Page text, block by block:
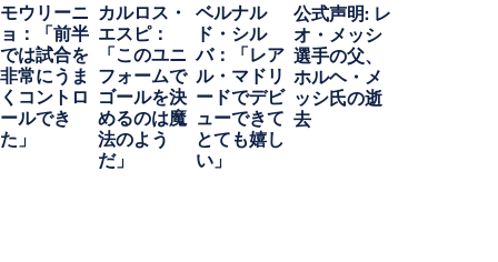
モウリーニ
ョ：「前半
では試合を
非常にうま
くコントロ
ールでき
た」
カルロス・
エスピ：
「このユニ
フォームで
ゴールを決
めるのは魔
法のよう
だ」
ベルナル
ド・シル
バ：「レア
ル・マドリ
ードでデビ
ューできて
とても嬉し
い」
公式声明: レ
オ・メッシ
選手の父、
ホルヘ・メ
ッシ氏の逝
去